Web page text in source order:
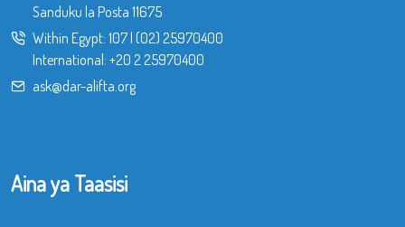
Sanduku la Posta 11675
Within Egypt: 107| (02) 25970400
International: +20 2 25970400
ask@dar-alifta.org
Aina ya Taasisi